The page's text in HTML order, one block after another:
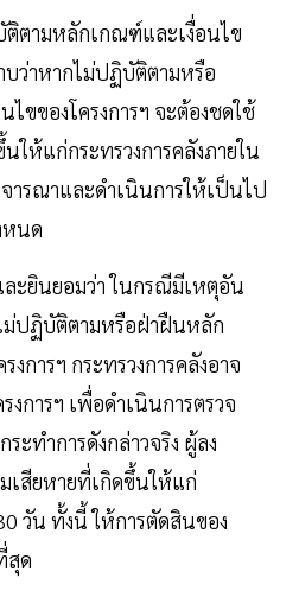
ตามหลักเกณฑ์และเงื่อนไข
บว่าหากไม่ปฏิบัติตามหรือ
ขของโครงการฯ จะต้องชดใช้
ให้แก่กระทรวงการคลังภายใน
ารณาและดำเนินการให้เป็นไป
หนด
ะยินยอมว่า ในกรณีมีเหตุอัน
ม่ปฏิบัติตามหรือฝ่าฝืนหลัก
การฯ กระทรวงการคลังอาจ
การฯ เพื่อดำเนินการตรวจ
ะทำการดังกล่าวจริง ผู้ลง
เสียหายที่เกิดขึ้นให้แก่
วัน ทั้งนี้ ให้การตัดสินของ
สุด